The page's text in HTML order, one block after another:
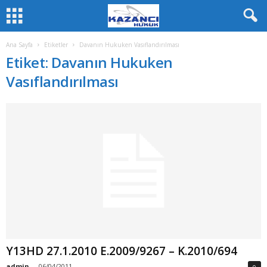
Ana Sayfa Etiketler Davanın Hukuken Vasıflandırılması
Etiket: Davanın Hukuken
Vasıflandırılması
Y13HD 27.1.2010 E.2009/9267 – K.2010/694